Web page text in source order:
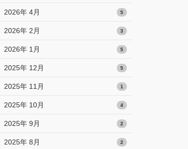
2026年 4月 5
2026年 2月 3
2026年 1月 5
2025年 12月 5
2025年 11月 1
2025年 10月 4
2025年 9月 2
2025年 8月 2